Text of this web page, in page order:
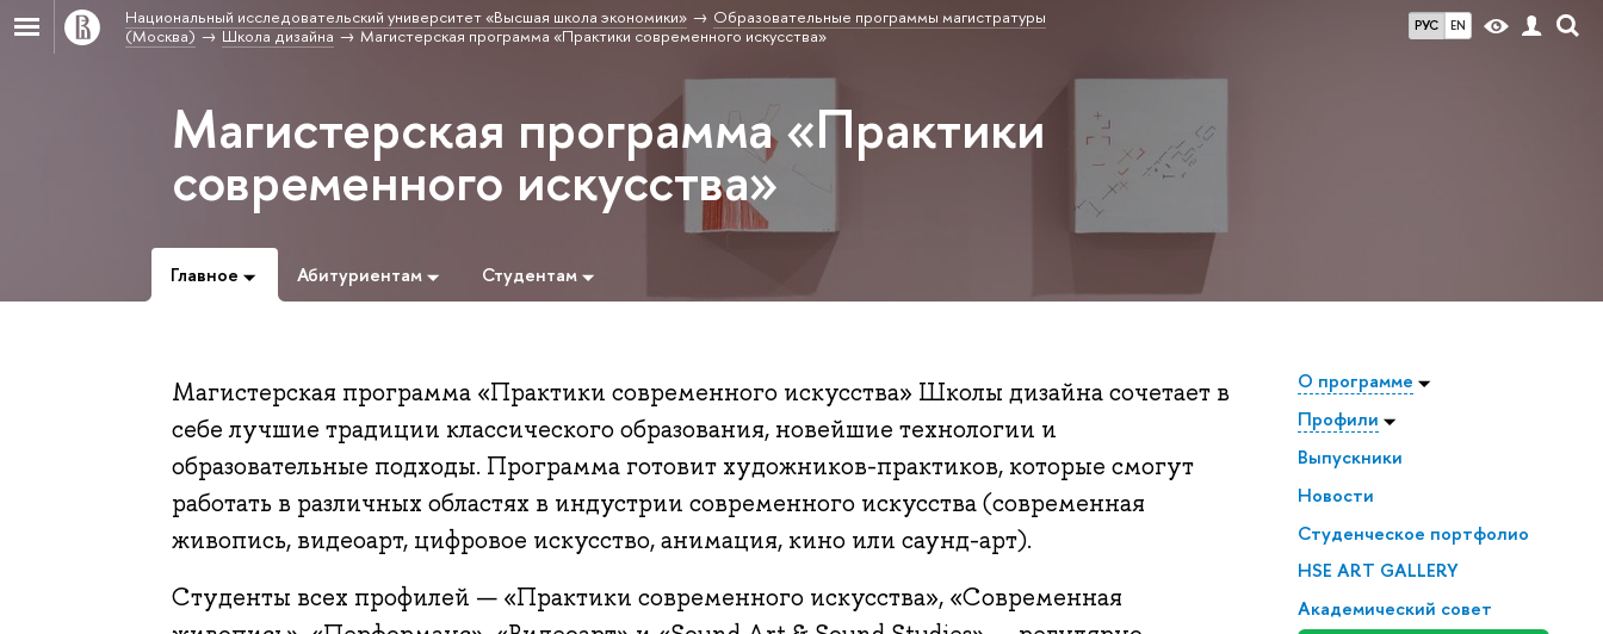
РУС EN
Национальный исследовательский университет «Высшая школа экономики»
Образовательные программы магистратуры
(Москва)
Школа дизайна Магистерская программа «Практики современного искусства»
Магистерская программа «Практики
современного искусства»
Главное Абитуриентам Студентам
О программе
Профили
Выпускники
Новости
Студенческое портфолио
HSE ART GALLERY
Академический совет
Магистерская программа «Практики современного искусства» Школы дизайна сочетает в
себе лучшие традиции классического образования, новейшие технологии и
образовательные подходы. Программа готовит художников-практиков, которые смогут
работать в различных областях в индустрии современного искусства (современная
живопись, видеоарт, цифровое искусство, анимация, кино или саунд-арт).
Студенты всех профилей — «Практики современного искусства», «Современная